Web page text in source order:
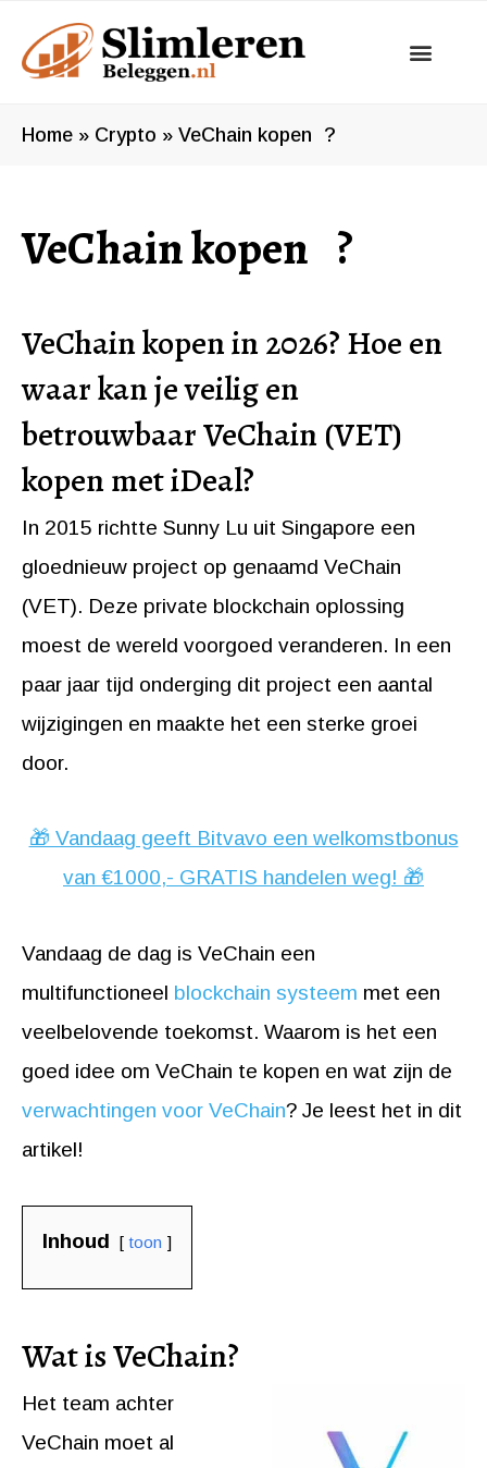
naar
inhoud
Home » Crypto » VeChain kopen ?
VeChain kopen ?
VeChain kopen in 2026? Hoe en
waar kan je veilig en
betrouwbaar VeChain (VET)
kopen met iDeal?
In 2015 richtte Sunny Lu uit Singapore een
gloednieuw project op genaamd VeChain
(VET). Deze private blockchain oplossing
moest de wereld voorgoed veranderen. In een
paar jaar tijd onderging dit project een aantal
wijzigingen en maakte het een sterke groei
door.
🎁 Vandaag geeft Bitvavo een welkomstbonus
van €1000,- GRATIS handelen weg! 🎁
Vandaag de dag is VeChain een
multifunctioneel blockchain systeem met een
veelbelovende toekomst. Waarom is het een
goed idee om VeChain te kopen en wat zijn de
verwachtingen voor VeChain? Je leest het in dit
artikel!
Inhoud toon
Wat is VeChain?
Het team achter
VeChain moet al